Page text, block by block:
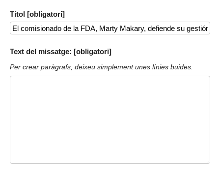
Titol [obligatori]
Text del missatge: [obligatori]
Per crear paràgrafs, deixeu simplement unes línies buides.